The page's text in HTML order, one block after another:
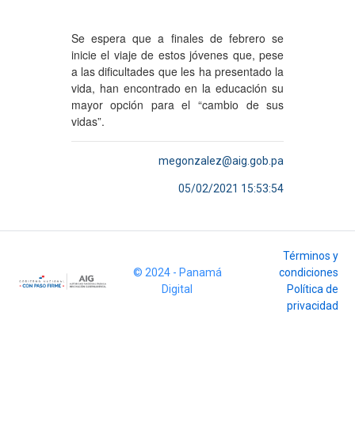
Se espera que a finales de febrero se
inicie el viaje de estos jóvenes que, pese
a las dificultades que les ha presentado la
vida, han encontrado en la educación su
mayor opción para el “cambio de sus
vidas”.
megonzalez@aig.gob.pa
05/02/2021 15:53:54
© 2024 - Panamá
Digital
Términos y
condiciones
Política de
privacidad